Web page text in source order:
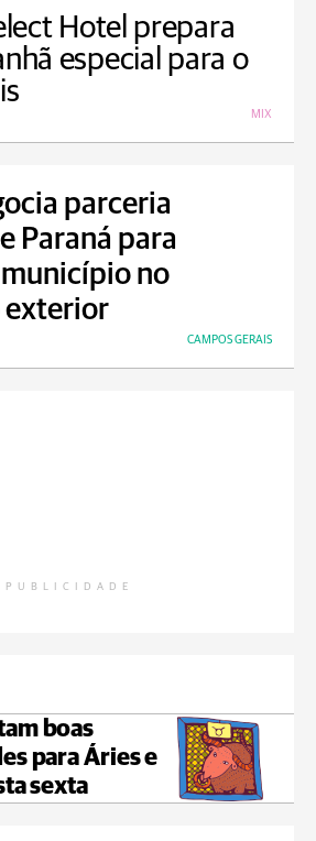
Hotel prepara
especial para o
MIX
parceria
Paraná para
no
exterior
CAMPOS GERAIS
PUBLICIDADE
boas
para Áries e
sexta